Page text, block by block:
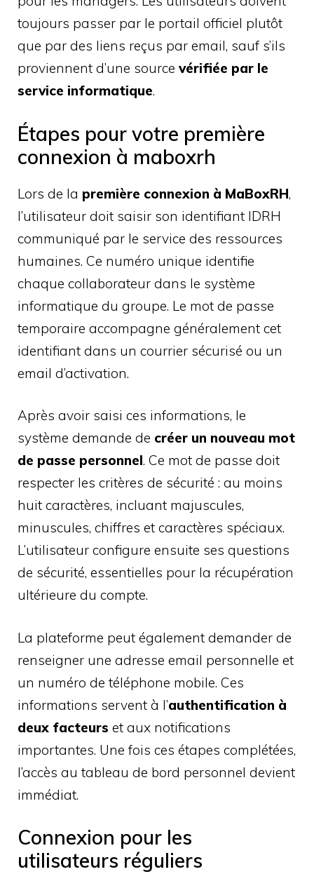
toujours passer par le portail officiel plutôt
que par des liens reçus par email, sauf s’ils
proviennent d’une source vérifiée par le
service informatique.
Étapes pour votre première
connexion à maboxrh
Lors de la première connexion à MaBoxRH,
l’utilisateur doit saisir son identifiant IDRH
communiqué par le service des ressources
humaines. Ce numéro unique identifie
chaque collaborateur dans le système
informatique du groupe. Le mot de passe
temporaire accompagne généralement cet
identifiant dans un courrier sécurisé ou un
email d’activation.
Après avoir saisi ces informations, le
système demande de créer un nouveau mot
de passe personnel. Ce mot de passe doit
respecter les critères de sécurité : au moins
huit caractères, incluant majuscules,
minuscules, chiffres et caractères spéciaux.
L’utilisateur configure ensuite ses questions
de sécurité, essentielles pour la récupération
ultérieure du compte.
La plateforme peut également demander de
renseigner une adresse email personnelle et
un numéro de téléphone mobile. Ces
informations servent à l’authentification à
deux facteurs et aux notifications
importantes. Une fois ces étapes complétées,
l’accès au tableau de bord personnel devient
immédiat.
Connexion pour les
utilisateurs réguliers